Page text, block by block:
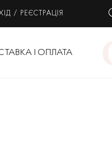
/ РЕЄСТРАЦІЯ
І ОПЛАТА